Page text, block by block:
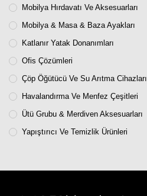
Mobilya Hırdavatı Ve Aksesuarları
Mobilya & Masa & Baza Ayakları
Katlanır Yatak Donanımları
Ofis Çözümleri
Çöp Öğütücü Ve Su Arıtma Cihazları
Havalandırma Ve Menfez Çeşitleri
Ütü Grubu & Merdiven Aksesuarları
Yapıştırıcı Ve Temizlik Ürünleri